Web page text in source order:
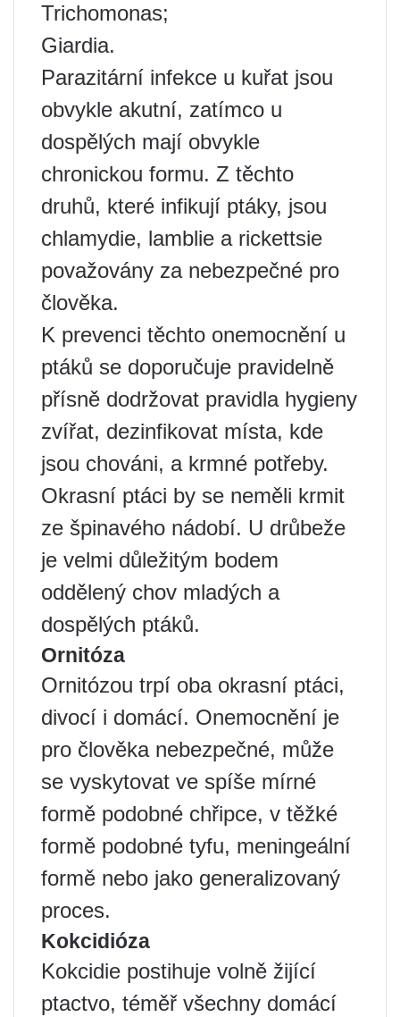
Trichomonas;
Giardia.
Parazitární infekce u kuřat jsou
obvykle akutní, zatímco u
dospělých mají obvykle
chronickou formu. Z těchto
druhů, které infikují ptáky, jsou
chlamydie, lamblie a rickettsie
považovány za nebezpečné pro
člověka.
K prevenci těchto onemocnění u
ptáků se doporučuje pravidelně
přísně dodržovat pravidla hygieny
zvířat, dezinfikovat místa, kde
jsou chováni, a krmné potřeby.
Okrasní ptáci by se neměli krmit
ze špinavého nádobí. U drůbeže
je velmi důležitým bodem
oddělený chov mladých a
dospělých ptáků.
Ornitóza
Ornitózou trpí oba okrasní ptáci,
divocí i domácí. Onemocnění je
pro člověka nebezpečné, může
se vyskytovat ve spíše mírné
formě podobné chřipce, v těžké
formě podobné tyfu, meningeální
formě nebo jako generalizovaný
proces.
Kokcidióza
Kokcidie postihuje volně žijící
ptactvo, téměř všechny domácí